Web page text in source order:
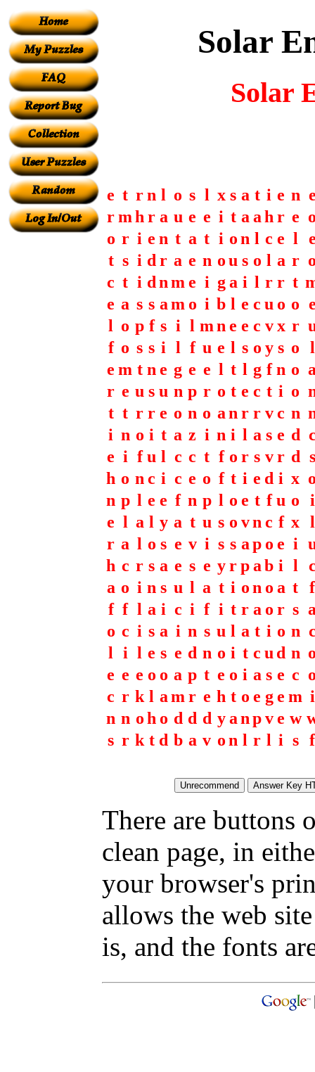
Solar
Solar
e t rn l o s l x s a t i e n
rmh r a u e e i t a ah r e
o r i e n t a t i on l c e l
t s i d r a e n ou s o l a r
c t i dnm e i g a i l r r t
e a s s am o i b l e c u o o
l o p f s i l mn e e c v x r
f o s s i l f u e l s o y s o
l
e m t n e g e e l t l g f n o
r e u s u n p r o t e c t i o
t t r r e o n o an r r v c n
i n o i t a z i n i l a s e d
e i f u l c c t f o r s v r d s
h o n c i c e o f t i e d i x
n p l e e f n p l o e t f u o
i
e l a l y a t u s o vn c f x l
r a l o s e v i s s ap o e i
h c r s a e s e y rpab i l
a o i n s u l a t i on o a t
f
f f l a i c i f i t r a o r s
o c i s a i n s u l a t i o n
l
i l e s e d n o i t c u d n
e e e o o a p t e o i a s e c
c r k l am r e h t o e g e m i
n n oh o d d d y anpv e w
s r k t d b a v on l r l i s f
There are buttons
clean page, in
your browser's
allows the web
is, and the fonts